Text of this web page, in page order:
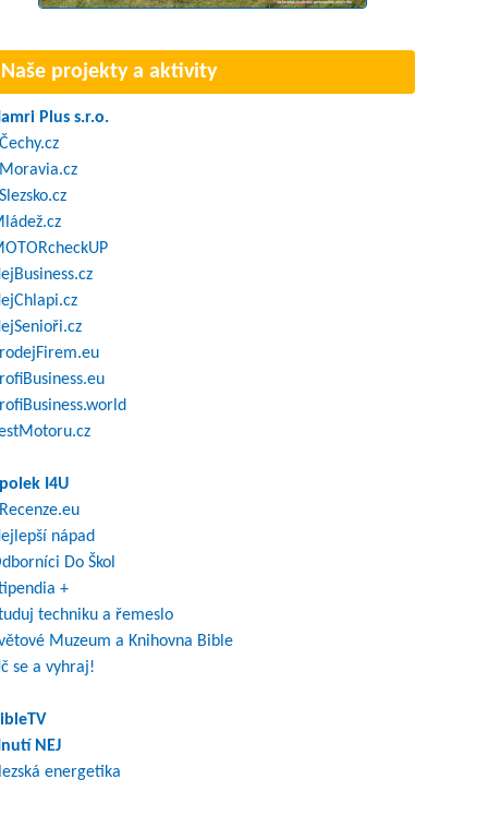
Naše projekty a aktivity
Plus s.r.o.
I4U
nápad
Do Škol
+
techniku a řemeslo
Muzeum a Knihovna Bible
se a vyhraj!
NEJ
energetika